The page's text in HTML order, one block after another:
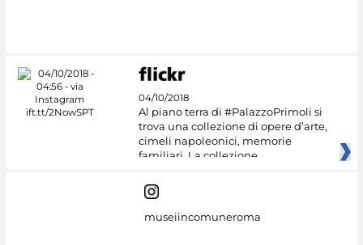
04/10/2018
Al piano terra di #PalazzoPrimoli si
trova una collezione di opere d’arte,
cimeli napoleonici, memorie
familiari. La collezione
museiincomuneroma